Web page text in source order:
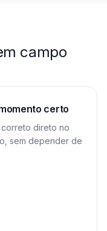
campo
certo
direto no
sem depender de